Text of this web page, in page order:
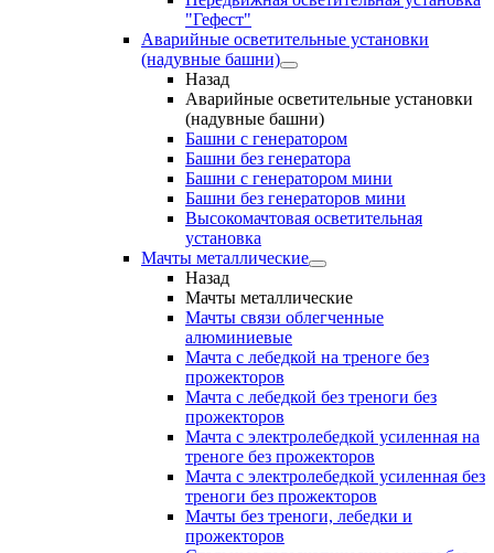
"Гефест"
Аварийные осветительные установки
(надувные башни)
Назад
Аварийные осветительные установки
(надувные башни)
Башни с генератором
Башни без генератора
Башни с генератором мини
Башни без генераторов мини
Высокомачтовая осветительная
установка
Мачты металлические
Назад
Мачты металлические
Мачты связи облегченные
алюминиевые
Мачта с лебедкой на треноге без
прожекторов
Мачта с лебедкой без треноги без
прожекторов
Мачта с электролебедкой усиленная на
треноге без прожекторов
Мачта с электролебедкой усиленная без
треноги без прожекторов
Мачты без треноги, лебедки и
прожекторов